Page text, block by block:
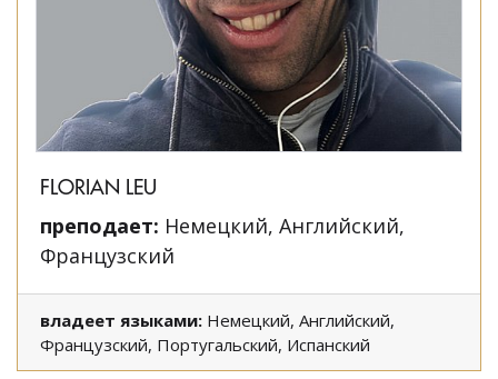
FLORIAN LEU
преподает: Немецкий, Английский,
Французский
владеет языками: Немецкий, Английский,
Французский, Португальский, Испанский